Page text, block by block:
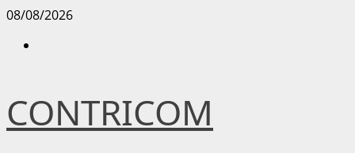
Avançar
08/08/2026
CONTRICOM